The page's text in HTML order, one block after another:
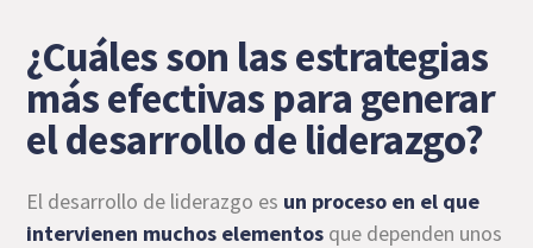
¿Cuáles son las estrategias
más efectivas para generar
el desarrollo de liderazgo?
El desarrollo de liderazgo es un proceso en el que
intervienen muchos elementos que dependen unos